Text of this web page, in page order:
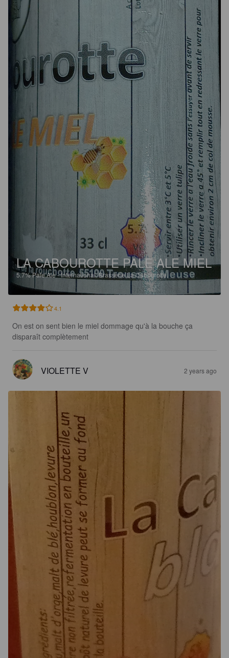
LA CABOUROTTE PALE ALE MIEL
5.7%Pale Ale - International.Brasserie La Cabourotte.
4.1
On est on sent bien le miel dommage qu'à la bouche ça
disparaît complètement
VIOLETTE V 2 years ago